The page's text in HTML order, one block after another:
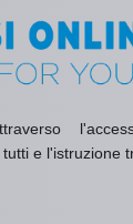
e l'istruzione